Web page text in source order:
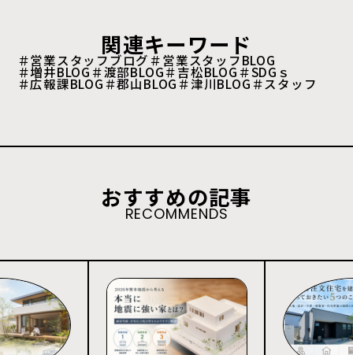
関連キーワード
＃営業スタッフブログ＃営業スタッフBLOG
＃増井BLOG＃渡部BLOG＃吉松BLOG＃SDGｓ
＃広報課BLOG＃郡山BLOG＃津川BLOG＃スタッフ
おすすめの記事
RECOMMENDS